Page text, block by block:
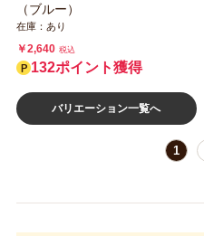
（ブルー）
在庫：あり
￥2,640 税込
132ポイント獲得
バリエーション一覧へ
1